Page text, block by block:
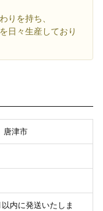
りを持ち、
日々生産しており
唐津市
内に発送いたしま